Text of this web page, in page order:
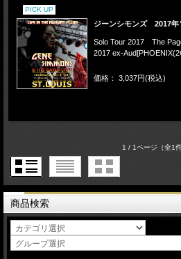
PICK UP
ジーンシモンズ 2017年
Solo Tour 2017 The
2017 ex-
価格： 3,037円(税込)
1 / 1ページ（全1件
商品検索